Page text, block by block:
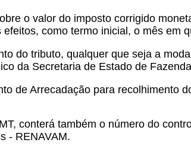
o valor do imposto corrigido
como termo inicial, o mês em
do tributo, qualquer que seja a
da Secretaria de Estado de
de Arrecadação para recolhimento
conterá também o número do
- RENAVAM.